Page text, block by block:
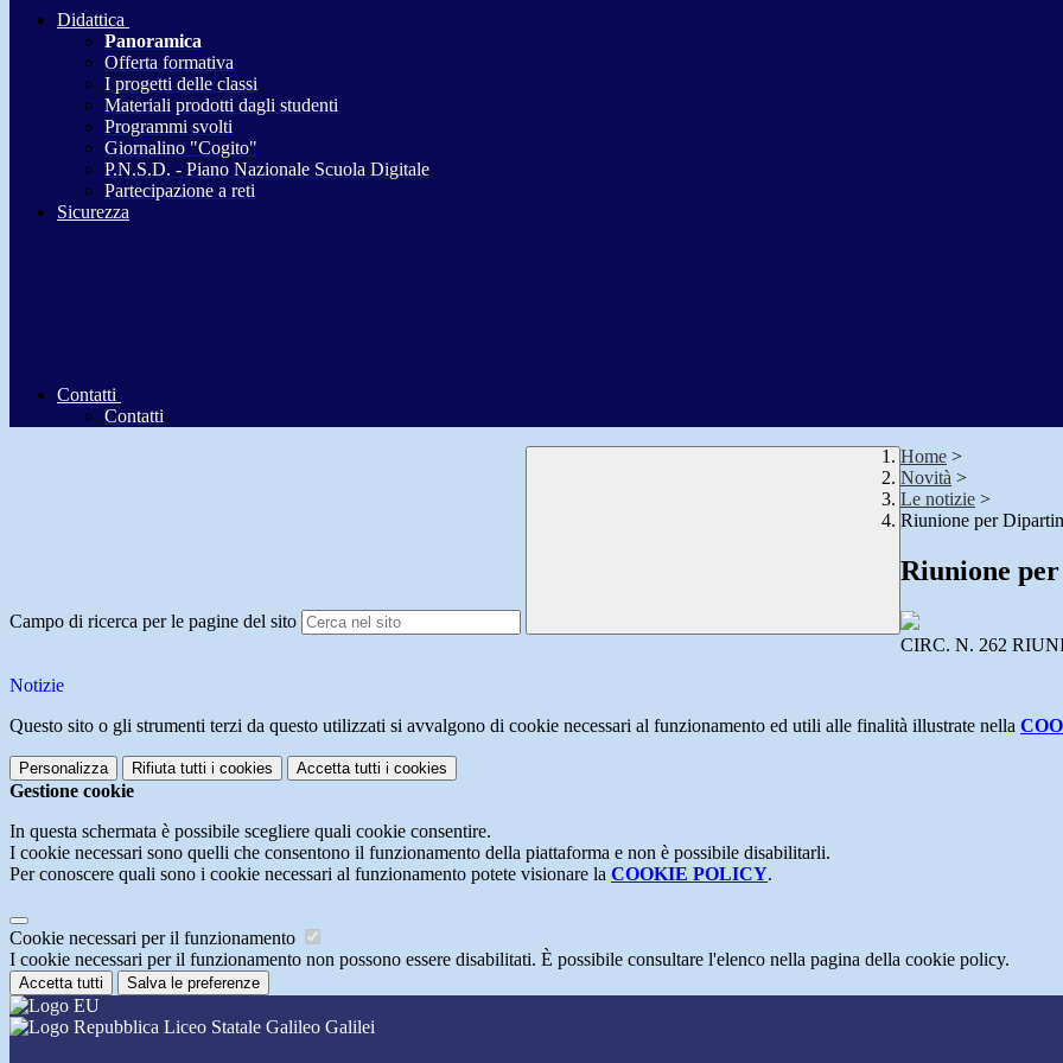
Didattica
Panoramica
Offerta formativa
I progetti delle classi
Materiali prodotti dagli studenti
Programmi svolti
Giornalino "Cogito"
P.N.S.D. - Piano Nazionale Scuola Digitale
Partecipazione a reti
Sicurezza
Contatti
Contatti
Campo di ricerca per le pagine del sito
Home >
Novità >
Le notizie >
Riunione per
Riunione
CIRC. N. 262
Notizie
Questo sito o gli strumenti terzi da questo utilizzati si avvalgono di cookie necessari al funzionamento ed utili alle finalità illustrate nella
Personalizza Rifiuta tutti i cookies Accetta tutti i cookies
Gestione cookie
In questa schermata è possibile scegliere quali cookie consentire.
I cookie necessari sono quelli che consentono il funzionamento della piattaforma e non è possibile disabilitarli.
Per conoscere quali sono i cookie necessari al funzionamento potete visionare la COOKIE POLICY.
Cookie necessari per il funzionamento
I cookie necessari per il funzionamento non possono essere disabilitati. È possibile consultare l'elenco nella pagina della cookie policy.
Accetta tutti Salva le preferenze
Liceo Statale Galileo Galilei